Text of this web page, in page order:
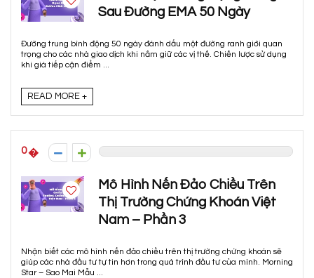
Sau Đường EMA 50 Ngày
Đường trung bình động 50 ngày đánh dấu một đường ranh giới quan
trọng cho các nhà giao dịch khi nắm giữ các vị thế. Chiến lược sử dụng
khi giá tiếp cận điểm ...
READ MORE +
0
Mô Hình Nến Đảo Chiều Trên
Thị Trường Chứng Khoán Việt
Nam – Phần 3
Nhận biết các mô hình nến đảo chiều trên thị trường chứng khoán sẽ
giúp các nhà đầu tư tự tin hơn trong quá trình đầu tư của mình. Morning
Star – Sao Mai Mẫu ...